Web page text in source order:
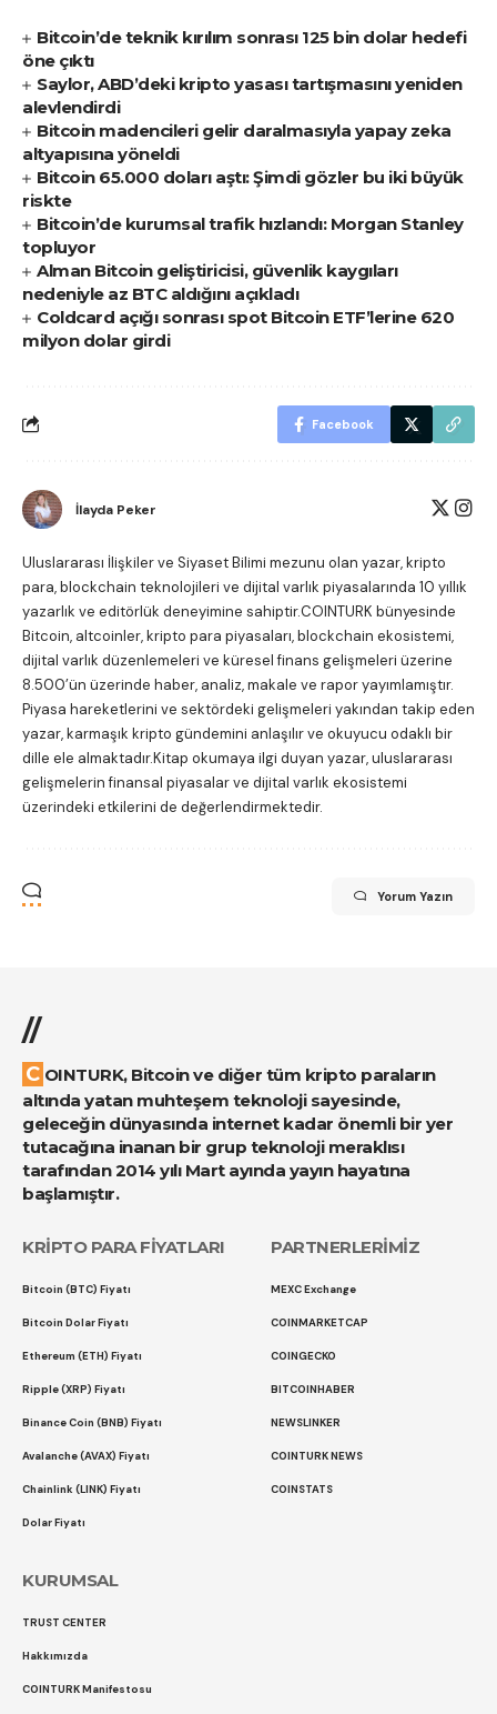
Bitcoin’de teknik kırılım sonrası 125 bin dolar hedefi
öne çıktı
Saylor, ABD’deki kripto yasası tartışmasını yeniden
alevlendirdi
Bitcoin madencileri gelir daralmasıyla yapay zeka
altyapısına yöneldi
Bitcoin 65.000 doları aştı: Şimdi gözler bu iki büyük
riskte
Bitcoin’de kurumsal trafik hızlandı: Morgan Stanley
topluyor
Alman Bitcoin geliştiricisi, güvenlik kaygıları
nedeniyle az BTC aldığını açıkladı
Coldcard açığı sonrası spot Bitcoin ETF’lerine 620
milyon dolar girdi
Facebook
İlayda Peker
Uluslararası İlişkiler ve Siyaset Bilimi mezunu olan yazar, kripto
para, blockchain teknolojileri ve dijital varlık piyasalarında 10 yıllık
yazarlık ve editörlük deneyimine sahiptir.COINTURK bünyesinde
Bitcoin, altcoinler, kripto para piyasaları, blockchain ekosistemi,
dijital varlık düzenlemeleri ve küresel finans gelişmeleri üzerine
8.500’ün üzerinde haber, analiz, makale ve rapor yayımlamıştır.
Piyasa hareketlerini ve sektördeki gelişmeleri yakından takip eden
yazar, karmaşık kripto gündemini anlaşılır ve okuyucu odaklı bir
dille ele almaktadır.Kitap okumaya ilgi duyan yazar, uluslararası
gelişmelerin finansal piyasalar ve dijital varlık ekosistemi
üzerindeki etkilerini de değerlendirmektedir.
Yorum Yazın
//
COINTURK, Bitcoin ve diğer tüm kripto paraların
altında yatan muhteşem teknoloji sayesinde,
geleceğin dünyasında internet kadar önemli bir yer
tutacağına inanan bir grup teknoloji meraklısı
tarafından 2014 yılı Mart ayında yayın hayatına
başlamıştır.
KRİPTO PARA FİYATLARI
Bitcoin (BTC) Fiyatı
Bitcoin Dolar Fiyatı
Ethereum (ETH) Fiyatı
Ripple (XRP) Fiyatı
Binance Coin (BNB) Fiyatı
Avalanche (AVAX) Fiyatı
Chainlink (LINK) Fiyatı
Dolar Fiyatı
PARTNERLERİMİZ
MEXC Exchange
COINMARKETCAP
COINGECKO
BITCOINHABER
NEWSLINKER
COINTURK NEWS
COINSTATS
KURUMSAL
TRUST CENTER
Hakkımızda
COINTURK Manifestosu